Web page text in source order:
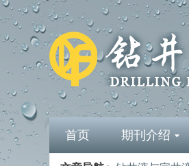
首页 期刊介绍